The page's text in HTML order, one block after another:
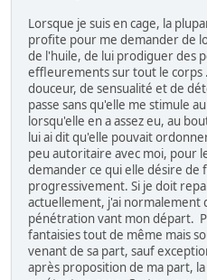
Lorsque je suis en cage, la
profite pour me demander de
de l'huile, de lui prodiguer des
effleurements sur tout le corps
douceur, de sensualité et de
passe sans qu'elle me stimule
lorsqu'elle en a assez eu, au
lui ai dit qu'elle pouvait
peu autoritaire avec moi, pour
demander ce qui elle désire de
progressivement. Si je doit
actuellement, j'ai normalement
pénétration vant mon départ.
fantaisies tout de même mais
venant de sa part, sauf
après proposition de ma part,